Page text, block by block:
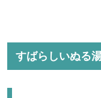
すばらしいぬる